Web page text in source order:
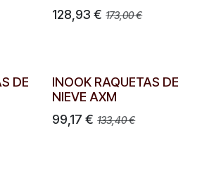
128,93 € 173,00€
DE
INOOK RAQUETAS DE
NIEVE AXM
99,17 € 133,40€